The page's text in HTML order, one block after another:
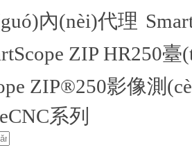
內(nèi)代理
ZIP HR250
ZIP®250影像測
系列